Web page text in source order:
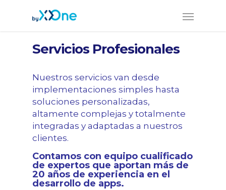
Servicios Profesionales
Nuestros servicios van desde
implementaciones simples hasta
soluciones personalizadas,
altamente complejas y totalmente
integradas y adaptadas a nuestros
clientes.
Contamos con equipo cualificado
de expertos que aportan más de
20 años de experiencia en el
desarrollo de apps.